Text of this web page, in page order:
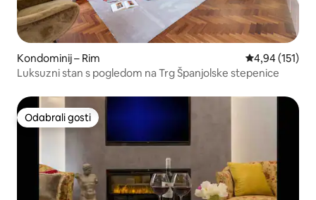
Kondominij – Rim Prosječna
4,94 (151)
Luksuzni stan s pogledom na Trg Španjolske stepenice
Odabrali gosti
Odabrali gosti